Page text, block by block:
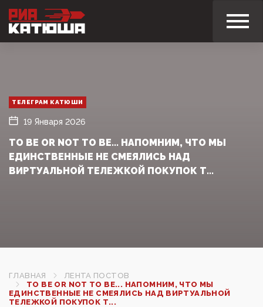
ТЕЛЕГРАМ КАТЮШИ
19 Января 2026
ТO BE OR NOT TO BE... НАПОМНИМ, ЧТО МЫ
ЕДИНСТВЕННЫЕ НЕ СМЕЯЛИСЬ НАД
ВИРТУАЛЬНОЙ ТЕЛЕЖКОЙ ПОКУПОК Т...
ГЛАВНАЯ
ЛЕНТА ПОСТОВ
ТO BE OR NOT TO BE... НАПОМНИМ, ЧТО МЫ
ЕДИНСТВЕННЫЕ НЕ СМЕЯЛИСЬ НАД ВИРТУАЛЬНОЙ
ТЕЛЕЖКОЙ ПОКУПОК Т...